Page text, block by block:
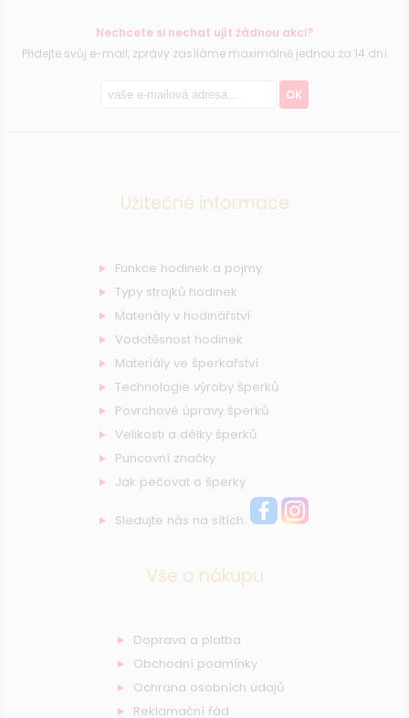
Nechcete si nechat ujít žádnou akci?
Přidejte svůj e-mail, zprávy zasíláme maximálně jednou za 14 dní
OK
Užitečné informace
Funkce hodinek a pojmy
Typy strojků hodinek
Materiály v hodinářství
Vodotěsnost hodinek
Materiály ve šperkařství
Technologie výroby šperků
Povrchové úpravy šperků
Velikosti a délky šperků
Puncovní značky
Jak pečovat o šperky
Sledujte nás na sítích:
Vše o nákupu
Doprava a platba
Obchodní podmínky
Ochrana osobních údajů
Reklamační řád